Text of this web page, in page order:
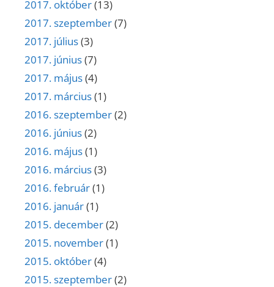
2017. október(13)
2017. szeptember(7)
2017. július(3)
2017. június(7)
2017. május(4)
2017. március(1)
2016. szeptember(2)
2016. június(2)
2016. május(1)
2016. március(3)
2016. február(1)
2016. január(1)
2015. december(2)
2015. november(1)
2015. október(4)
2015. szeptember(2)